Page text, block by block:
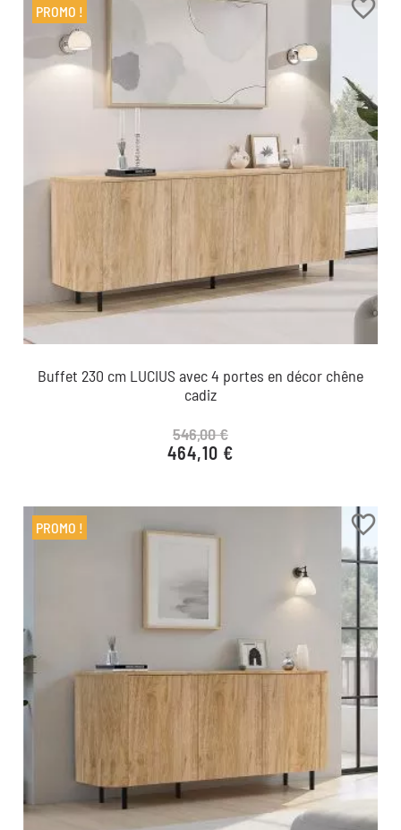
favorite_border
Buffet 230 cm LUCIUS avec 4 portes en décor chêne
cadiz
Prix de base
546,00 €
Prix
464,10 €
PROMO !
favorite_border
PROMO !